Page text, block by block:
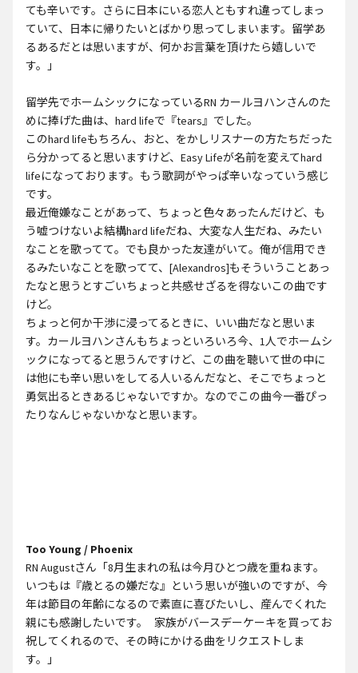
ても辛いです。さらに日本にいる恋人ともすれ違ってしまっ
ていて、日本に帰りたいとばかり思ってしまいます。留学あ
るあるだとは思いますが、何かお言葉を頂けたら嬉しいで
す。」
留学先でホームシックになっているRN カールヨハンさんのた
めに捧げた曲は、hard lifeで『tears』でした。
このhard lifeもちろん、おと、をかしリスナーの方たちだった
ら分かってると思いますけど、Easy Lifeが名前を変えてhard
lifeになっております。もう歌詞がやっぱ辛いなっていう感じ
です。
最近俺嫌なことがあって、ちょっと色々あったんだけど、も
う嘘つけないよ結構hard lifeだね、大変な人生だね、みたい
なことを歌ってて。でも良かった友達がいて。俺が信用でき
るみたいなことを歌ってて、[Alexandros]もそういうことあっ
たなと思うとすごいちょっと共感せざるを得ないこの曲です
けど。
ちょっと何か干渉に浸ってるときに、いい曲だなと思いま
す。カールヨハンさんもちょっといろいろ今、1人でホームシ
ックになってると思うんですけど、この曲を聴いて世の中に
は他にも辛い思いをしてる人いるんだなと、そこでちょっと
勇気出るときあるじゃないですか。なのでこの曲今一番ぴっ
たりなんじゃないかなと思います。
Too Young / Phoenix
RN Augustさん「8月生まれの私は今月ひとつ歳を重ねます。
いつもは『歳とるの嫌だな』という思いが強いのですが、今
年は節目の年齢になるので素直に喜びたいし、産んでくれた
親にも感謝したいです。 家族がバースデーケーキを買ってお
祝してくれるので、その時にかける曲をリクエストしま
す。」